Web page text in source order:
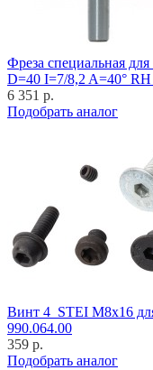
Фреза специальная
D=40 I=7/8,2 A=40°
6 351 р.
Подобрать аналог
Винт 4_STEI M8x16
990.064.00
359 р.
Подобрать аналог